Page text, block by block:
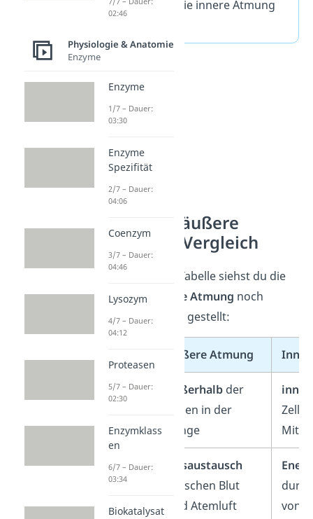
den Zellen, wo die innere Atmung
Innere und äußere
Atmung im Vergleich
In der folgenden Tabelle siehst du die
innereund äußere Atmung noch
einmal gegenüber gestellt:
Äußere Atmung
Ort außerhalb der
Zellen in der
Lunge
Funktion
Gasaustausch
zwischen Blut
und Atemluft
von
02:46
Physiologie & Anatomie
Enzyme
Enzyme
1/7 – Dauer:
03:30
Enzyme
Spezifität
2/7 – Dauer:
04:06
Coenzym
3/7 – Dauer:
04:46
Lysozym
4/7 – Dauer:
04:12
Proteasen
5/7 – Dauer:
02:30
Enzymklass
en
6/7 – Dauer:
03:34
Biokatalysat